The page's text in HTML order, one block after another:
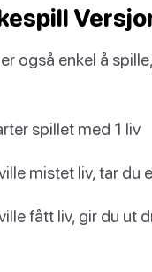
også enkel å
spillet med 1 liv
mistet liv, tar du
fått liv, gir du ut